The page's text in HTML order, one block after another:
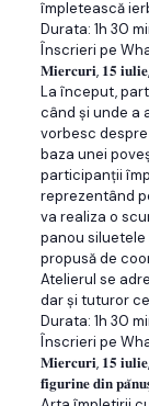
împletească
Durata: 1h 30
Înscrieri pe
𝐌𝐢𝐞𝐫𝐜𝐮𝐫𝐢, 𝟏𝟓
La început,
când și unde a
vorbesc
baza unei
participanţii
reprezentând
va realiza o
panou
propusă de
Atelierul se
dar şi tuturor
Durata: 1h 30
Înscrieri pe
𝐌𝐢𝐞𝐫𝐜𝐮𝐫𝐢, 𝟏𝟓
𝐟𝐢𝐠𝐮𝐫𝐢𝐧𝐞 𝐝𝐢𝐧